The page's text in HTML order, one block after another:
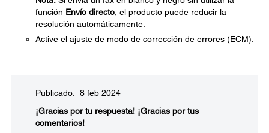
función Envío directo , el producto puede reducir la
resolución automáticamente.
Active el ajuste de modo de corrección de errores (ECM).
Publicado: 8 feb 2024
¡Gracias por tu respuesta! ¡Gracias por tus
comentarios!